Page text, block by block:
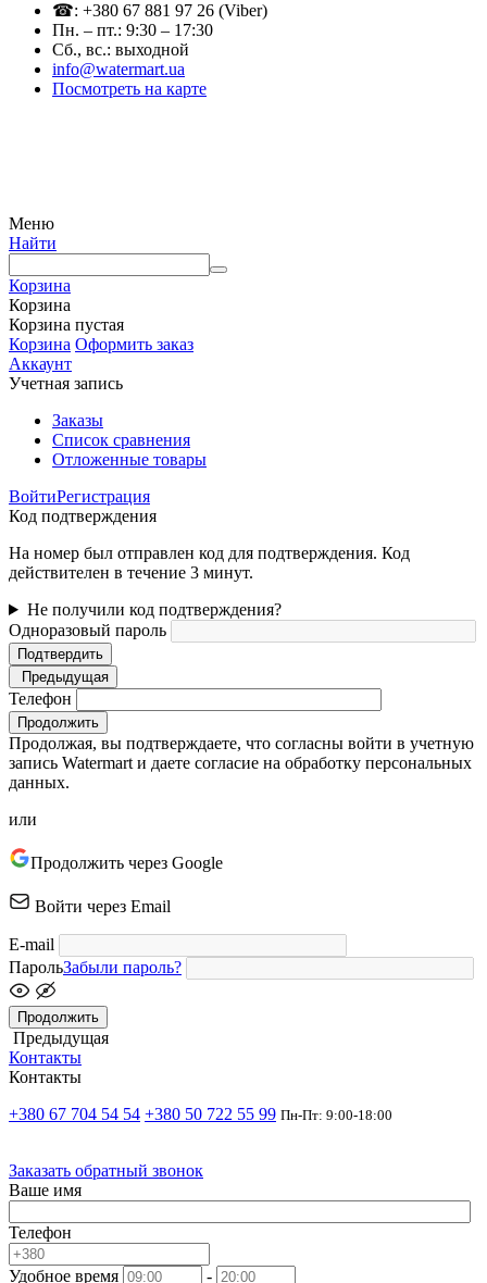
☎: +380 67 881 97 26 (Viber)
Пн. – пт.: 9:30 – 17:30
Сб., вс.: выходной
info@watermart.ua
Посмотреть на карте
Меню
Найти
Корзина
Корзина
Корзина пустая
Корзина Оформить заказ
Аккаунт
Учетная запись
Заказы
Список сравнения
Отложенные товары
ВойтиРегистрация
Код подтверждения
На номер был отправлен код для подтверждения. Код
действителен в течение 3 минут.
Не получили код подтверждения?
Одноразовый пароль
Подтвердить
Предыдущая
Телефон
Продолжить
Продолжая, вы подтверждаете, что согласны войти в учетную
запись Watermart и даете согласие на обработку персональных
данных.
или
Продолжить через Google
Войти через Email
E-mail
ПарольЗабыли пароль?
Продолжить
Предыдущая
Контакты
Контакты
+380 67 704 54 54 +380 50 722 55 99 Пн-Пт: 9:00-18:00
Заказать обратный звонок
Ваше имя
Телефон
Удобное время -